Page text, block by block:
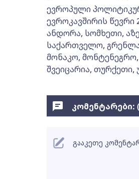
ევროპული
ევროკავშირის წევრი
ანდორა, სომხეთი,
საქართველო,
მონაკო,
შვეიცარია,
კომენტარები: (
გააკეთე